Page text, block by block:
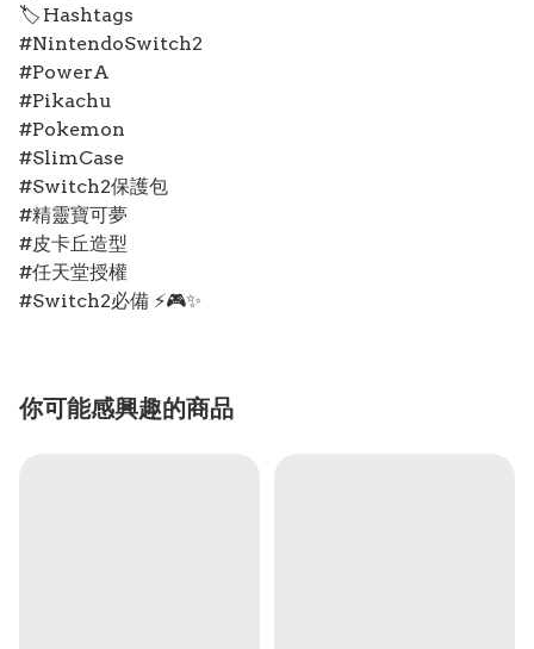
🏷️ Hashtags
#NintendoSwitch2
#PowerA
#Pikachu
#Pokemon
#SlimCase
#Switch2保護包
#精靈寶可夢
#皮卡丘造型
#任天堂授權
#Switch2必備 ⚡🎮✨
你可能感興趣的商品